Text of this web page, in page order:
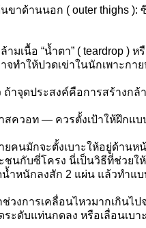
ด้านนอก ( outer thighs ):
เนื้อ “น้ำตา” ( teardrop ) ห
จทำให้ปวดเข่าในนักเพาะกา
จุดประสงค์คือการสร้างกล้า
วอท — ควรตั้งเป้าให้ฝึกแบบ
นมักจะตั้งเบาะให้อยู่ด้านห
ชนกับซี่โครง นี่เป็นวิธีที่ช่วยใ
น้ำหนักลงสัก 2 แผ่น แล้วทำแบ
การเคลื่อนไหวมากเกินไป
ระดับแท่นกดลง หรือเลื่อนเบา